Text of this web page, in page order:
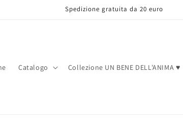
Spedizione gratuita da 20 euro
Catalogo Collezione UN BENE DELL'ANIMA ♥️